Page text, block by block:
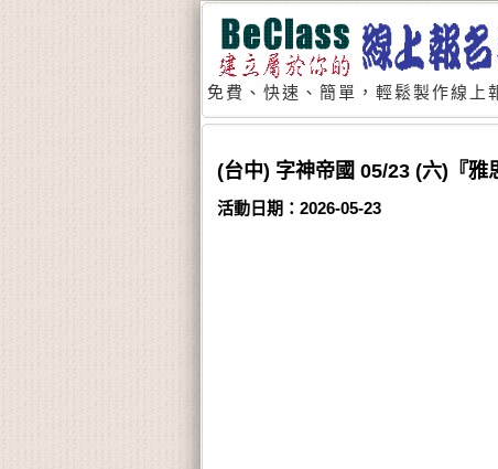
免費、快速、簡單，輕鬆製作線上
(台中) 字神帝國 05/23 (六)『雅
活動日期：2026-05-23